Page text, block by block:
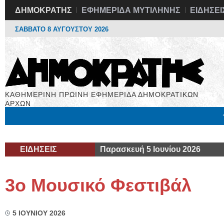
ΔΗΜΟΚΡΑΤΗΣ ΕΦΗΜΕΡΙΔΑ ΜΥΤΙΛΗΝΗΣ
ΣΑΒΒΑΤΟ 8 ΑΥΓΟΥΣΤΟΥ 2026
ΚΑΘΗΜΕΡΙΝΗ ΠΡΩΙΝΗ ΕΦΗΜΕΡΙΔΑ ΔΗΜΟΚΡΑΤΙΚΩΝ
ΑΡΧΩΝ
ΕΙΔΗΣΕΙΣ Παρασκευή 5 Ιουνίου 2026
3ο Μουσικό Φεστιβάλ
5 ΙΟΥΝΙΟΥ 2026